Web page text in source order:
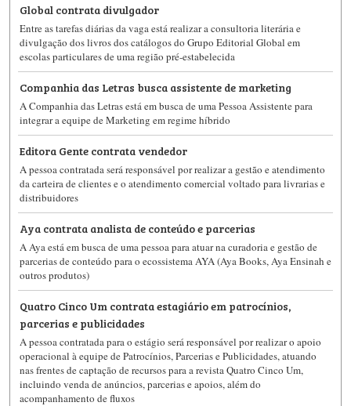
Global contrata divulgador
Entre as tarefas diárias da vaga está realizar a consultoria literária e
divulgação dos livros dos catálogos do Grupo Editorial Global em
escolas particulares de uma região pré-estabelecida
Companhia das Letras busca assistente de marketing
A Companhia das Letras está em busca de uma Pessoa Assistente para
integrar a equipe de Marketing em regime híbrido
Editora Gente contrata vendedor
A pessoa contratada será responsável por realizar a gestão e atendimento
da carteira de clientes e o atendimento comercial voltado para livrarias e
distribuidores
Aya contrata analista de conteúdo e parcerias
A Aya está em busca de uma pessoa para atuar na curadoria e gestão de
parcerias de conteúdo para o ecossistema AYA (Aya Books, Aya Ensinah e
outros produtos)
Quatro Cinco Um contrata estagiário em patrocínios,
parcerias e publicidades
A pessoa contratada para o estágio será responsável por realizar o apoio
operacional à equipe de Patrocínios, Parcerias e Publicidades, atuando
nas frentes de captação de recursos para a revista Quatro Cinco Um,
incluindo venda de anúncios, parcerias e apoios, além do
acompanhamento de fluxos